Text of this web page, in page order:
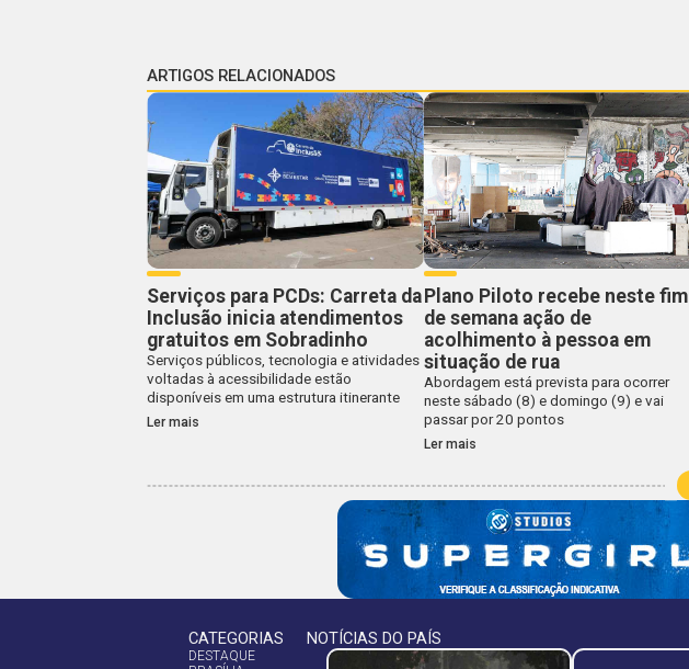
ARTIGOS RELACIONADOS
Serviços para PCDs: Carreta da
Inclusão inicia atendimentos
gratuitos em Sobradinho
Serviços públicos, tecnologia e atividades
voltadas à acessibilidade estão
disponíveis em uma estrutura itinerante
Ler mais
Plano Piloto recebe neste fim
de semana ação de
acolhimento à pessoa em
situação de rua
Abordagem está prevista para ocorrer
neste sábado (8) e domingo (9) e vai
passar por 20 pontos
Ler mais
CATEGORIAS
DESTAQUE
NOTÍCIAS DO PAÍS